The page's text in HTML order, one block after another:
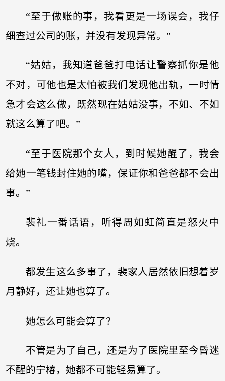
“至于做账的事，我看更是一场误会，我仔
细查过公司的账，并没有发现异常。”
“姑姑，我知道爸爸打电话让警察抓你是他
不对，可他也是太怕被我们发现他出轨，一时情
急才会这么做，既然现在姑姑没事，不如、不如
就这么算了吧。”
“至于医院那个女人，到时候她醒了，我会
给她一笔钱封住她的嘴，保证你和爸爸都不会出
事。”
裴礼一番话语，听得周如虹简直是怒火中
烧。
都发生这么多事了，裴家人居然依旧想着岁
月静好，还让她也算了。
她怎么可能会算了？
不管是为了自己，还是为了医院里至今昏迷
不醒的宁椿，她都不可能轻易算了。